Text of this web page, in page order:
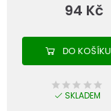
94 Kč
DO KOŠÍKU
SKLADEM